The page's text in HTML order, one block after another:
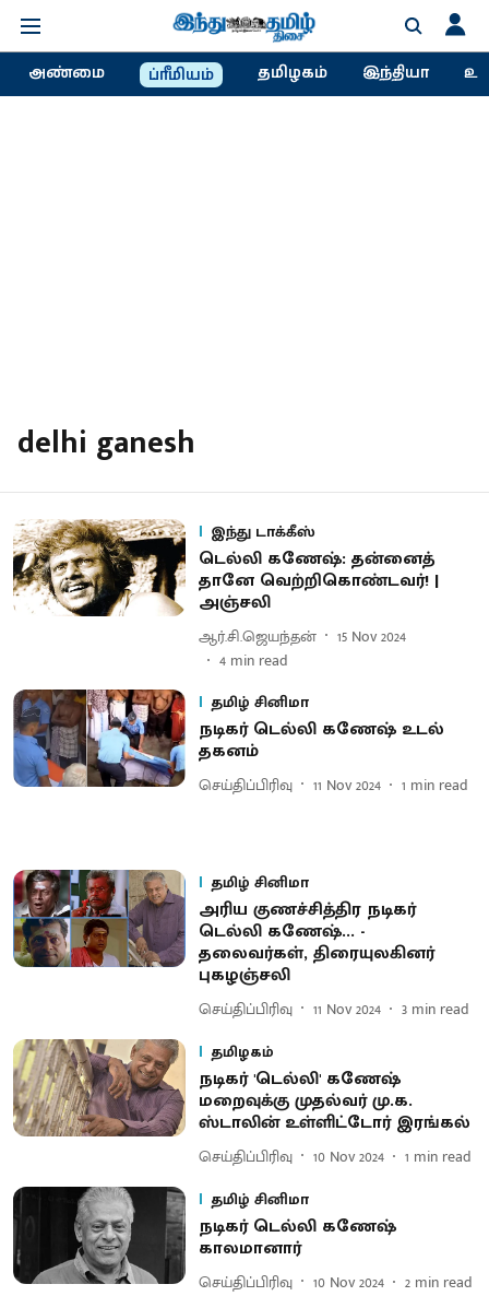
அண்மை ப்ரீமியம் தமிழகம் இந்தியா
delhi ganesh
இந்து டாக்கீஸ்
டெல்லி கணேஷ்: தன்னைத்
தானே வெற்றிகொண்டவர்! |
அஞ்சலி
ஆர்.சி.ஜெயந்தன்
15 Nov 2024
4 min read
தமிழ் சினிமா
நடிகர் டெல்லி கணேஷ் உடல்
தகனம்
செய்திப்பிரிவு 11 Nov 2024 1 min read
தமிழ் சினிமா
அரிய குணச்சித்திர நடிகர்
டெல்லி கணேஷ்... -
தலைவர்கள், திரையுலகினர்
புகழஞ்சலி
செய்திப்பிரிவு 11 Nov 2024 3 min read
தமிழகம்
நடிகர் 'டெல்லி' கணேஷ்
மறைவுக்கு முதல்வர் மு.க.
ஸ்டாலின் உள்ளிட்டோர் இரங்கல்
செய்திப்பிரிவு 10 Nov 2024 1 min read
தமிழ் சினிமா
நடிகர் டெல்லி கணேஷ்
காலமானார்
செய்திப்பிரிவு 10 Nov 2024 2 min read